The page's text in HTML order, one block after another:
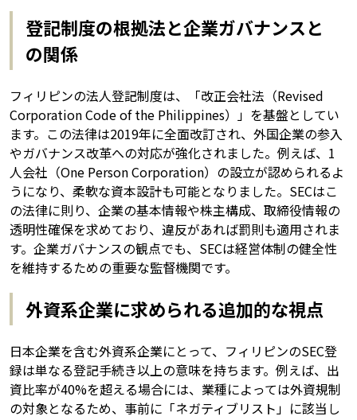
登記制度の根拠法と企業ガバナンスと
の関係
フィリピンの法人登記制度は、「改正会社法（Revised
Corporation Code of the Philippines）」を基盤としてい
ます。この法律は2019年に全面改訂され、外国企業の参入
やガバナンス改革への対応が強化されました。例えば、1
人会社（One Person Corporation）の設立が認められるよ
うになり、柔軟な資本設計も可能となりました。SECはこ
の法律に則り、企業の基本情報や株主構成、取締役情報の
透明性確保を求めており、違反があれば罰則も適用されま
す。企業ガバナンスの観点でも、SECは経営体制の健全性
を維持するための重要な監督機関です。
外資系企業に求められる追加的な視点
日本企業を含む外資系企業にとって、フィリピンのSEC登
録は単なる登記手続き以上の意味を持ちます。例えば、出
資比率が40%を超える場合には、業種によっては外資規制
の対象となるため、事前に「ネガティブリスト」に該当し